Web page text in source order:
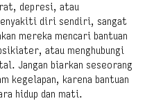
depresi, atau
diri sendiri, sangat
mereka mencari bantuan
atau menghubungi
Jangan biarkan seseorang
kegelapan, karena bantuan
hidup dan mati.